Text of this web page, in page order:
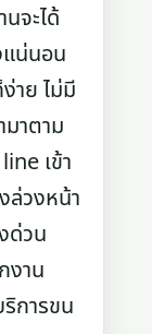
จะได้
น่นอน
าย ไม่มี
มาตาม
เข้า
ล่วงหน้า
ด่วน
งาน
การขน